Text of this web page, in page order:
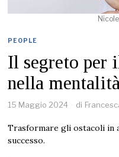
PEOPLE
Il segreto per
nella
15 Maggio 2024 di
Trasformare gli ostacoli in
successo.